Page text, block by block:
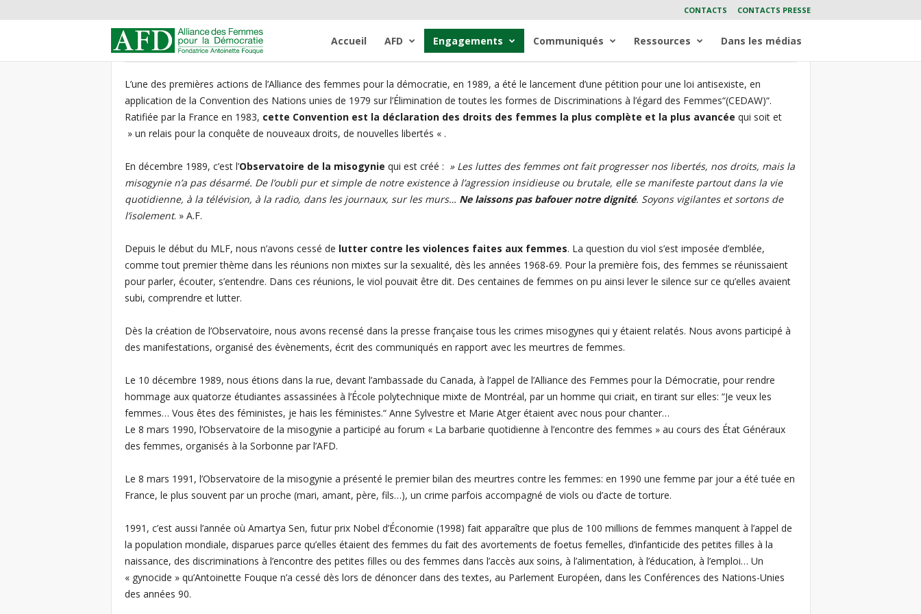
CONTACTS CONTACTS PRESSE
l
i
a
n
e
d
s
e
m
e
Accueil AFD Engagements Communiqués Ressources Dans les médias
L’une des premières actions de l’Alliance des femmes pour la démocratie, en 1989, a été le lancement d’une pétition pour une loi antisexiste, en
application de la Convention des Nations unies de 1979 sur l’Élimination de toutes les formes de Discriminations à l’égard des Femmes“(CEDAW)“.
Ratifiée par la France en 1983, cette Convention est la déclaration des droits des femmes la plus complète et la plus avancée qui soit et
» un relais pour la conquête de nouveaux droits, de nouvelles libertés « .
En décembre 1989, c’est l’Observatoire de la misogynie qui est créé : » Les luttes des femmes ont fait progresser nos libertés, nos droits, mais la
misogynie n’a pas désarmé. De l’oubli pur et simple de notre existence à l’agression insidieuse ou brutale, elle se manifeste partout dans la vie
quotidienne, à la télévision, à la radio, dans les journaux, sur les murs… Ne laissons pas bafouer notre dignité. Soyons vigilantes et sortons de
l’isolement. » A.F.
Depuis le début du MLF, nous n’avons cessé de lutter contre les violences faites aux femmes. La question du viol s’est imposée d’emblée,
comme tout premier thème dans les réunions non mixtes sur la sexualité, dès les années 1968-69. Pour la première fois, des femmes se réunissaient
pour parler, écouter, s’entendre. Dans ces réunions, le viol pouvait être dit. Des centaines de femmes on pu ainsi lever le silence sur ce qu’elles avaient
subi, comprendre et lutter.
Dès la création de l’Observatoire, nous avons recensé dans la presse française tous les crimes misogynes qui y étaient relatés. Nous avons participé à
des manifestations, organisé des évènements, écrit des communiqués en rapport avec les meurtres de femmes.
Le 10 décembre 1989, nous étions dans la rue, devant l’ambassade du Canada, à l’appel de l’Alliance des Femmes pour la Démocratie, pour rendre
hommage aux quatorze étudiantes assassinées à l’École polytechnique mixte de Montréal, par un homme qui criait, en tirant sur elles: “Je veux les
femmes… Vous êtes des féministes, je hais les féministes.“ Anne Sylvestre et Marie Atger étaient avec nous pour chanter…
Le 8 mars 1990, l’Observatoire de la misogynie a participé au forum « La barbarie quotidienne à l’encontre des femmes » au cours des État Généraux
des femmes, organisés à la Sorbonne par l’AFD.
Le 8 mars 1991, l’Observatoire de la misogynie a présenté le premier bilan des meurtres contre les femmes: en 1990 une femme par jour a été tuée en
France, le plus souvent par un proche (mari, amant, père, fils…), un crime parfois accompagné de viols ou d’acte de torture.
1991, c’est aussi l’année où Amartya Sen, futur prix Nobel d’Économie (1998) fait apparaître que plus de 100 millions de femmes manquent à l’appel de
la population mondiale, disparues parce qu’elles étaient des femmes du fait des avortements de foetus femelles, d’infanticide des petites filles à la
naissance, des discriminations à l’encontre des petites filles ou des femmes dans l’accès aux soins, à l’alimentation, à l’éducation, à l’emploi… Un
« gynocide » qu’Antoinette Fouque n’a cessé dès lors de dénoncer dans des textes, au Parlement Européen, dans les Conférences des Nations-Unies
des années 90.